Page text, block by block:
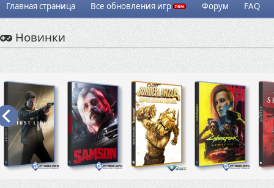
Главная страница Все обновления игр Форум FAQ
Новинки